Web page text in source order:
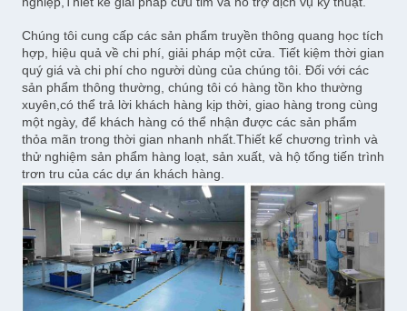
Chúng tôi cung cấp các sản phẩm truyền thông quang học tích
hợp, hiệu quả về chi phí, giải pháp một cửa. Tiết kiệm thời gian
quý giá và chi phí cho người dùng của chúng tôi. Đối với các
sản phẩm thông thường, chúng tôi có hàng tồn kho thường
xuyên,có thể trả lời khách hàng kịp thời, giao hàng trong cùng
một ngày, để khách hàng có thể nhận được các sản phẩm
thỏa mãn trong thời gian nhanh nhất.Thiết kế chương trình và
thử nghiệm sản phẩm hàng loạt, sản xuất, và hộ tống tiến trình
trơn tru của các dự án khách hàng.